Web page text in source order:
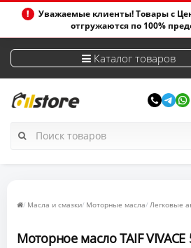
Уважаемые клиенты! Товары с
отгружаются по 100%
Каталог товаров
Масла и смазки Моторные масла Легковые
Моторное масло TAIF VIVACE